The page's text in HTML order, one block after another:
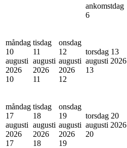
ankomstdag
6
måndag
10
augusti
2026
10
tisdag
11
augusti
2026
11
onsdag
12
augusti
2026
12
torsdag 13
augusti 2026
13
måndag
17
augusti
2026
17
tisdag
18
augusti
2026
18
onsdag
19
augusti
2026
19
torsdag 20
augusti 2026
20